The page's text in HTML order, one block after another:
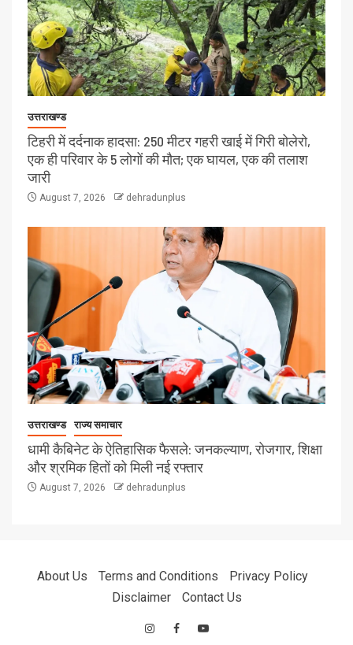
उत्तराखण्ड
टिहरी में दर्दनाक हादसा: 250 मीटर गहरी खाई में गिरी बोलेरो,
एक ही परिवार के 5 लोगों की मौत; एक घायल, एक की तलाश
जारी
August 7, 2026 dehradunplus
उत्तराखण्ड राज्य समाचार
धामी कैबिनेट के ऐतिहासिक फैसले: जनकल्याण, रोजगार, शिक्षा
और श्रमिक हितों को मिली नई रफ्तार
August 7, 2026 dehradunplus
About Us Terms and Conditions
Privacy Policy
Disclaimer
Contact Us